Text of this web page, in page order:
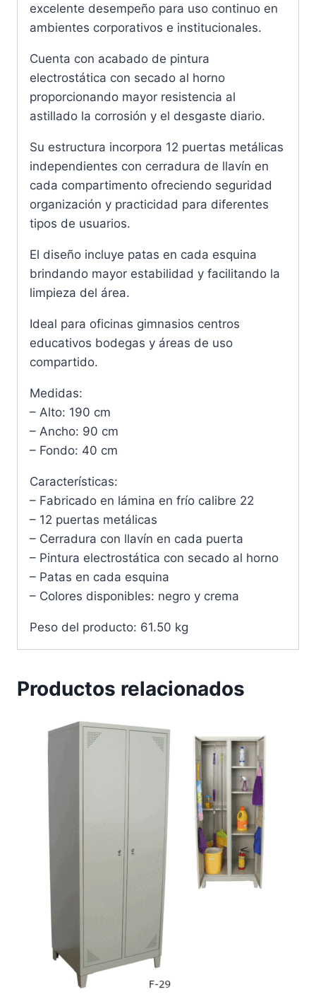
excelente desempeño para uso continuo en
ambientes corporativos e institucionales.
Cuenta con acabado de pintura
electrostática con secado al horno
proporcionando mayor resistencia al
astillado la corrosión y el desgaste diario.
Su estructura incorpora 12 puertas metálicas
independientes con cerradura de llavín en
cada compartimento ofreciendo seguridad
organización y practicidad para diferentes
tipos de usuarios.
El diseño incluye patas en cada esquina
brindando mayor estabilidad y facilitando la
limpieza del área.
Ideal para oficinas gimnasios centros
educativos bodegas y áreas de uso
compartido.
Medidas:
– Alto: 190 cm
– Ancho: 90 cm
– Fondo: 40 cm
Características:
– Fabricado en lámina en frío calibre 22
– 12 puertas metálicas
– Cerradura con llavín en cada puerta
– Pintura electrostática con secado al horno
– Patas en cada esquina
– Colores disponibles: negro y crema
Peso del producto: 61.50 kg
Productos relacionados